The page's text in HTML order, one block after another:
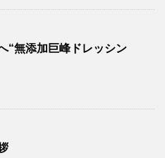
“無添加巨峰ドレッシン